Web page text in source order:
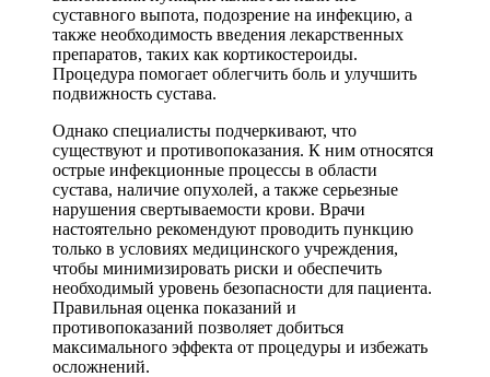
суставного выпота, подозрение на инфекцию, а
также необходимость введения лекарственных
препаратов, таких как кортикостероиды.
Процедура помогает облегчить боль и улучшить
подвижность сустава.
Однако специалисты подчеркивают, что
существуют и противопоказания. К ним относятся
острые инфекционные процессы в области
сустава, наличие опухолей, а также серьезные
нарушения свертываемости крови. Врачи
настоятельно рекомендуют проводить пункцию
только в условиях медицинского учреждения,
чтобы минимизировать риски и обеспечить
необходимый уровень безопасности для пациента.
Правильная оценка показаний и
противопоказаний позволяет добиться
максимального эффекта от процедуры и избежать
осложнений.